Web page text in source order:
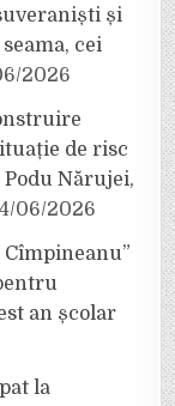
și
cei
2026
de risc
Nărujei,
06/2026
Cîmpineanu”
an școlar
la